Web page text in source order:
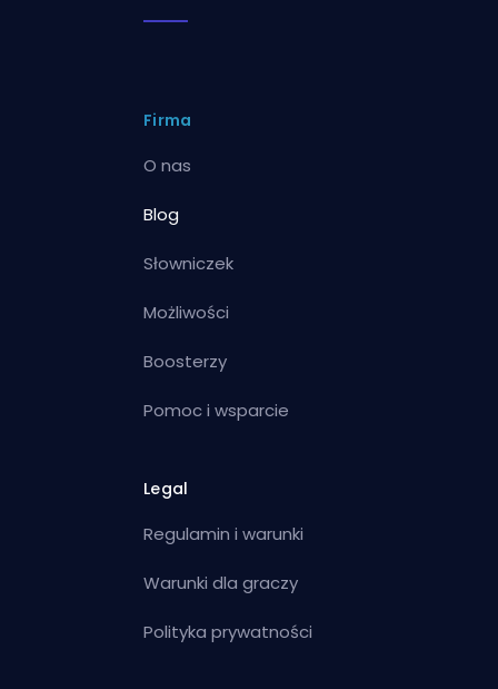
Firma
O nas
Blog
Słowniczek
Możliwości
Boosterzy
Pomoc i wsparcie
Legal
Regulamin i warunki
Warunki dla graczy
Polityka prywatności